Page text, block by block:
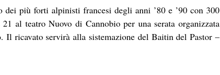
dei più forti alpinisti francesi degli anni ’80 e ’90 con 300
al teatro Nuovo di Cannobio per una serata organizzata
Il ricavato servirà alla sistemazione del Baitin del Pastor –